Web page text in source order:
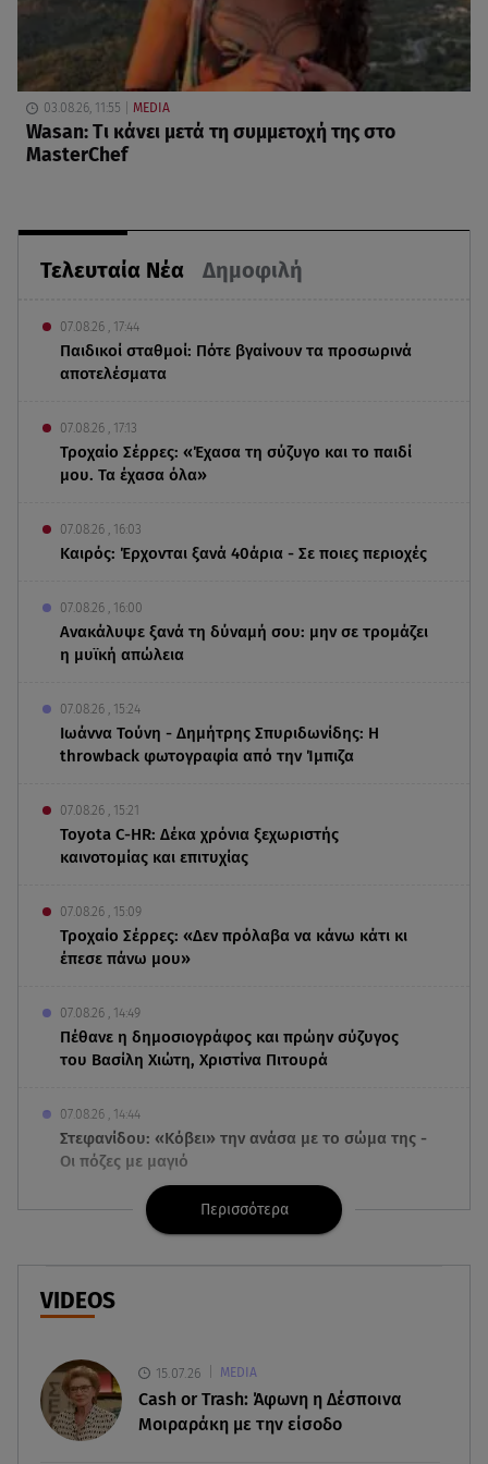
Τελευταία Νέα Δημοφιλή
07.08.26 , 17:44
Παιδικοί σταθμοί: Πότε βγαίνουν τα προσωρινά
αποτελέσματα
07.08.26 , 17:13
Τροχαίο Σέρρες: «Έχασα τη σύζυγο και το παιδί
μου. Τα έχασα όλα»
07.08.26 , 16:03
Καιρός: Έρχονται ξανά 40άρια - Σε ποιες περιοχές
07.08.26 , 16:00
Ανακάλυψε ξανά τη δύναμή σου: μην σε τρομάζει
η μυϊκή απώλεια
07.08.26 , 15:24
Ιωάννα Τούνη - Δημήτρης Σπυριδωνίδης: Η
throwback φωτογραφία από την Ίμπιζα
07.08.26 , 15:21
Toyota C-HR: Δέκα χρόνια ξεχωριστής
καινοτομίας και επιτυχίας
07.08.26 , 15:09
Τροχαίο Σέρρες: «Δεν πρόλαβα να κάνω κάτι κι
έπεσε πάνω μου»
07.08.26 , 14:49
Πέθανε η δημοσιογράφος και πρώην σύζυγος
του Βασίλη Χιώτη, Χριστίνα Πιτουρά
07.08.26 , 14:44
Στεφανίδου: «Κόβει» την ανάσα με το σώμα της -
Οι πόζες με μαγιό
Μυστράς: «Τον έβαλα στον καταψύκτη γιατί
ήθελα να τον κρατήσω άφθαρτο»
07.08.26 , 14:00
πολυπόθητο κορεάτικο glow
07.08.26 , 13:42
Παραλίες: Πάνω από 1.500 έλεγχοι - Στη μάχη
Περισσότερα
VIDEOS
15.07.26 MEDIA
Cash or Trash: Άφωνη η Δέσποινα
Μοιραράκη με την είσοδο
03.08.26, 11:55 MEDIA
Wasan: Tι κάνει μετά τη συμμετοχή της στο
MasterChef